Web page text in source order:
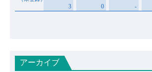
アーカイブ